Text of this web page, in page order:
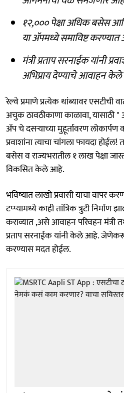
१२,००० पेक्षा अधिक बसेस
या ॲपमध्ये समाविष्ट
मंत्री प्रताप सरनाईक यांनी
अभिप्राय देण्याचे आवाहन
रेल्वे प्रमाणे प्रत्येक थांब्यावर एसटीची
अचुक ठावठीकाणा काळावा, यासाठी
ॲप चे दसऱ्याच्या मुहूर्तावरण
प्रवाशांना त्याचा चांगला फायदा होईल!
बसेस व राज्यभरातील १ लाख पेक्षा
विकसित केले आहे.
भविष्यात लाखो प्रवासी याचा वापर
टप्प्यामध्ये काही तांत्रिक त्रुटी निर्माण
कराव्यात ,असे आवाहन परिवहन मंत्री
प्रताप सरनाईक यांनी केले आहे.
करण्यास मदत होईल.